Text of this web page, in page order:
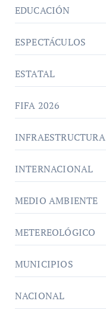
EDUCACIÓN
ESPECTÁCULOS
ESTATAL
FIFA 2026
INFRAESTRUCTURA
INTERNACIONAL
MEDIO AMBIENTE
METEREOLÓGICO
MUNICIPIOS
NACIONAL